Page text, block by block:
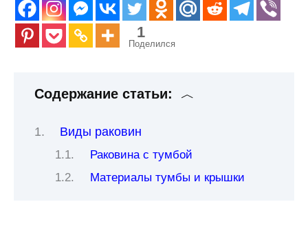
1
Поделился
Содержание статьи:
Виды раковин
Раковина с тумбой
Материалы тумбы и крышки